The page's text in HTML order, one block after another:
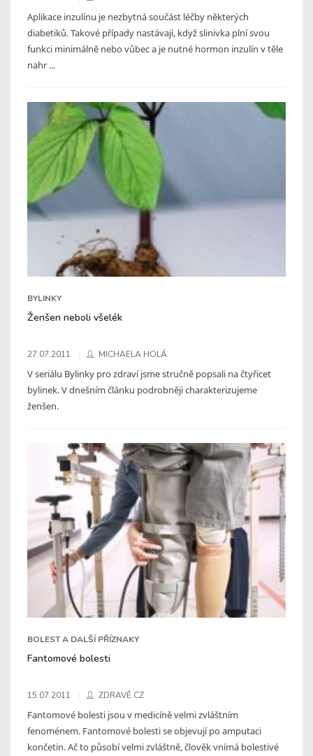
Aplikace inzulínu je nezbytná součást léčby některých
diabetiků. Takové případy nastávají, když slinivka plní svou
funkci minimálně nebo vůbec a je nutné hormon inzulín v těle
nahr ...
BYLINKY
Ženšen neboli všelék
27.07.2011 MICHAELA HOLÁ
V seriálu Bylinky pro zdraví jsme stručně popsali na čtyřicet
bylinek. V dnešním článku podrobněji charakterizujeme
ženšen.
BOLEST A DALŠÍ PŘÍZNAKY
Fantomové bolesti
15.07.2011 ZDRAVĚ.CZ
Fantomové bolesti jsou v medicíně velmi zvláštním
fenoménem. Fantomové bolesti se objevují po amputaci
končetin. Ač to působí velmi zvláštně, člověk vnímá bolestivé